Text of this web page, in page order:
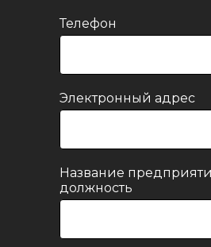
Учет выбытия яиц.
Приход яйца для
инкубации отражается:
документом
товаров и услуг",
сторонних
Телефон
Электронный адрес
Название
должность